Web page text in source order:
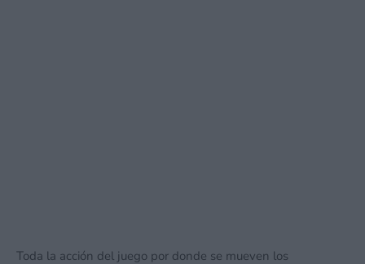
Toda la acción del juego por donde se mueven los